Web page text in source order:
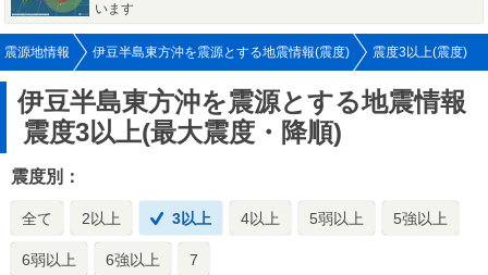
います
震源地情報 伊豆半島東方沖を震源とする地震情報(震度) 震度3以上(震度)
伊豆半島東方沖を震源とする地震情報
震度3以上(最大震度・降順)
震度別：
全て 2以上 3以上 4以上 5弱以上 5強以上
6弱以上 6強以上 7